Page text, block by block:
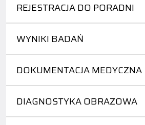
REJESTRACJA DO PORADNI
WYNIKI BADAŃ
DOKUMENTACJA MEDYCZNA
DIAGNOSTYKA OBRAZOWA